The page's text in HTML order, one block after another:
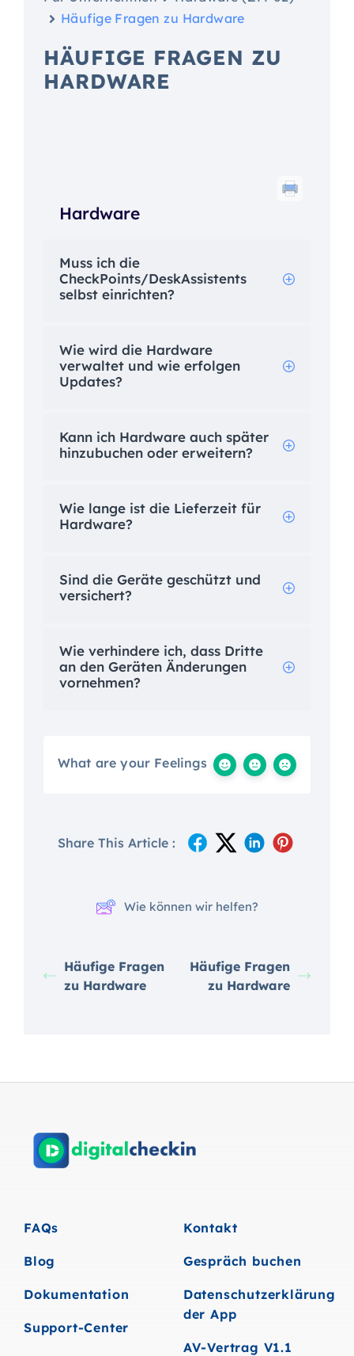
Häufige Fragen zu Hardware
HÄUFIGE FRAGEN ZU
HARDWARE
Hardware
Muss ich die
CheckPoints/DeskAssistents
selbst einrichten?
Wie wird die Hardware
verwaltet und wie erfolgen
Updates?
Kann ich Hardware auch später
hinzubuchen oder erweitern?
Wie lange ist die Lieferzeit für
Hardware?
Sind die Geräte geschützt und
versichert?
Wie verhindere ich, dass Dritte
an den Geräten Änderungen
vornehmen?
What are your Feelings
Share This Article :
Wie können wir helfen?
Häufige Fragen
zu Hardware
Häufige Fragen
zu Hardware
FAQs
Blog
Dokumentation
Support-Center
Kontakt
Gespräch buchen
Datenschutzerklärung
der App
AV-Vertrag V1.1